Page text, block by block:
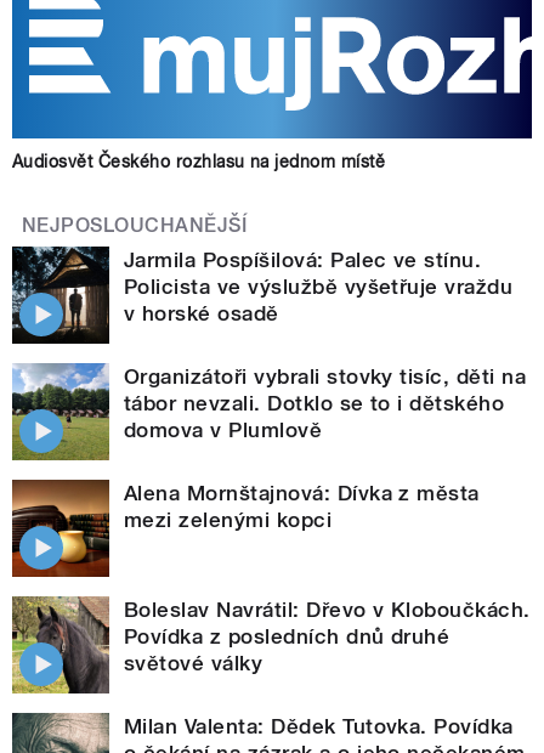
Audiosvět Českého rozhlasu na jednom místě
NEJPOSLOUCHANĚJŠÍ
Jarmila Pospíšilová: Palec ve stínu.
Policista ve výslužbě vyšetřuje vraždu
v horské osadě
Organizátoři vybrali stovky tisíc, děti na
tábor nevzali. Dotklo se to i dětského
domova v Plumlově
Alena Mornštajnová: Dívka z města
mezi zelenými kopci
Boleslav Navrátil: Dřevo v Kloboučkách.
Povídka z posledních dnů druhé
světové války
Milan Valenta: Dědek Tutovka. Povídka